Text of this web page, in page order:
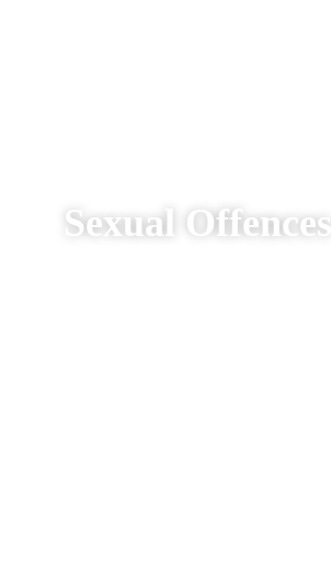
Sexual Offences